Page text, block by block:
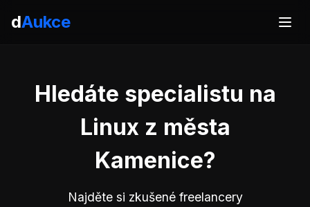
dAukce
Hledáte specialistu na
Linux z města
Kamenice?
Najděte si zkušené freelancery